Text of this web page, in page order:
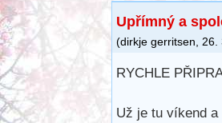
Upřímný a
(dirkje gerritsen, 26.
RYCHLE
Už je tu víkend